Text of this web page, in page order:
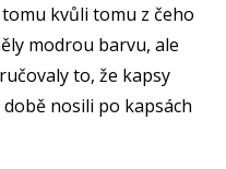
kvůli tomu z čeho
modrou barvu, ale
to, že kapsy
nosili po kapsách